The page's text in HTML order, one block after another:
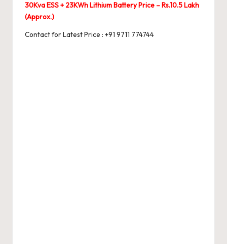
30Kva ESS + 23KWh Lithium Battery Price – Rs.10.5 Lakh
(Approx.)
Contact for Latest Price : +91 9711 774744